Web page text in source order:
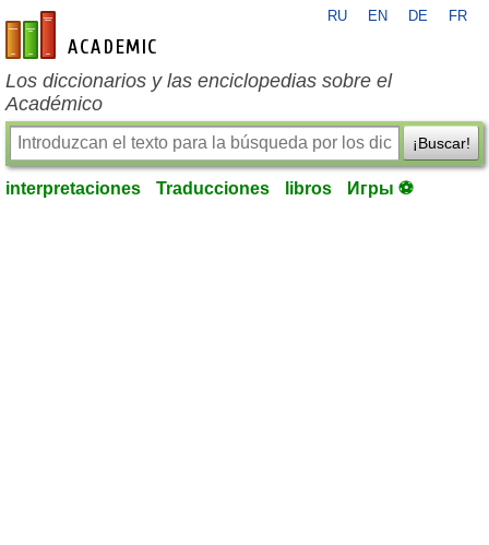
es-academic.com
RU EN DE FR
Los diccionarios y las enciclopedias sobre el
Académico
¡Buscar!
interpretaciones Traducciones libros Игры ⚽